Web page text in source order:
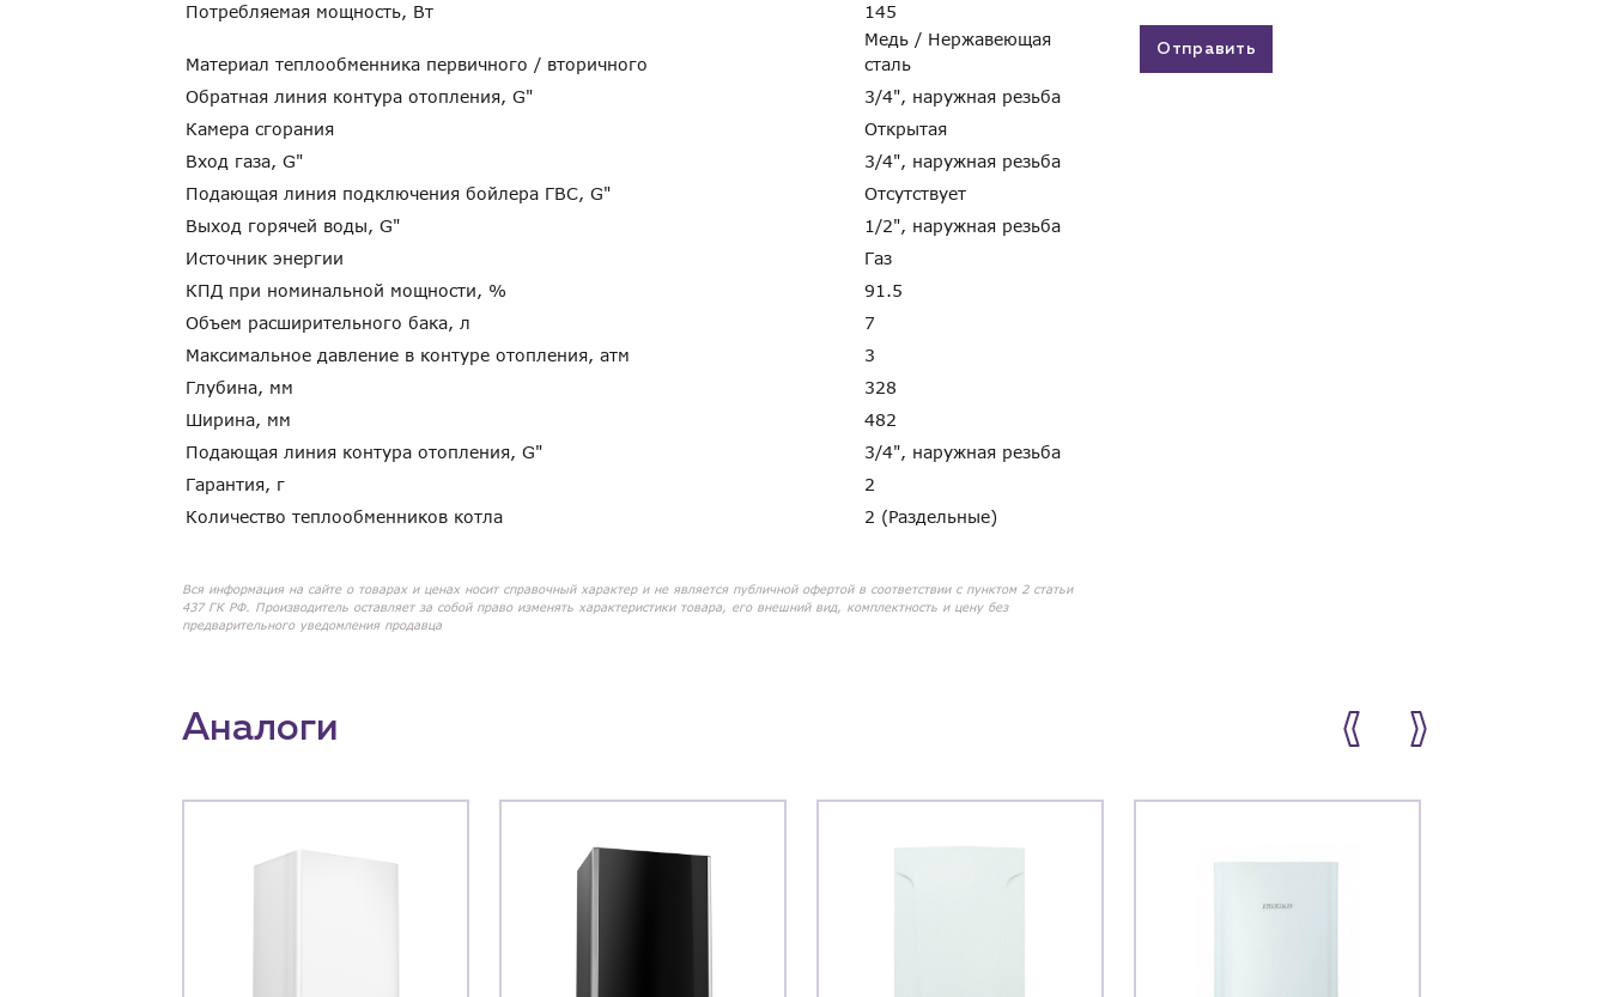
Потребляемая мощность, Вт
145
Материал теплообменника первичного / вторичного
Медь / Нержавеющая
сталь
Обратная линия контура отопления, G"
3/4", наружная резьба
Камера сгорания
Открытая
Вход газа, G"
3/4", наружная резьба
Подающая линия подключения бойлера ГВС, G"
Отсутствует
Выход горячей воды, G"
1/2", наружная резьба
Источник энергии
Газ
КПД при номинальной мощности, %
91.5
Объем расширительного бака, л
7
Максимальное давление в контуре отопления, атм
3
Глубина, мм
328
Ширина, мм
482
Подающая линия контура отопления, G"
3/4", наружная резьба
Гарантия, г
2
Количество теплообменников котла
2 (Раздельные)
Вся информация на сайте о товарах и ценах носит справочный характер и не является публичной офертой в соответствии с пунктом 2 статьи
437 ГК РФ. Производитель оставляет за собой право изменять характеристики товара, его внешний вид, комплектность и цену без
предварительного уведомления продавца
Отправить
Аналоги